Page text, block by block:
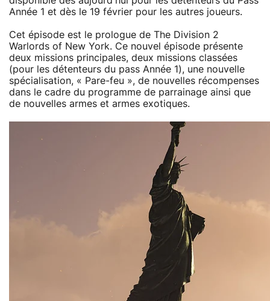
Année 1 et dès le 19 février pour les autres joueurs.
Cet épisode est le prologue de The Division 2
Warlords of New York. Ce nouvel épisode présente
deux missions principales, deux missions classées
(pour les détenteurs du pass Année 1), une nouvelle
spécialisation, « Pare-feu », de nouvelles récompenses
dans le cadre du programme de parrainage ainsi que
de nouvelles armes et armes exotiques.